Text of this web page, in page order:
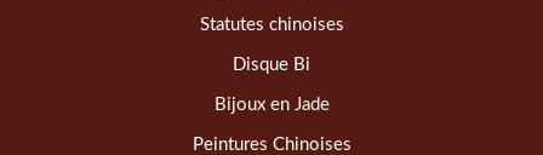
Statutes chinoises
Disque Bi
Bijoux en Jade
Peintures Chinoises